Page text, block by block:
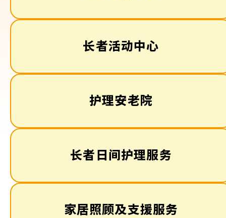
长者活动中心
护理安老院
长者日间护理服务
家居照顾及支援服务